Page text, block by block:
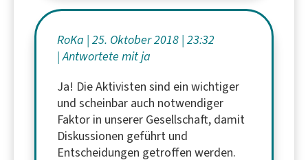
RoKa 25. Oktober 2018 23:32
Antwortete mit ja
Ja! Die Aktivisten sind ein wichtiger
und scheinbar auch notwendiger
Faktor in unserer Gesellschaft, damit
Diskussionen geführt und
Entscheidungen getroffen werden.